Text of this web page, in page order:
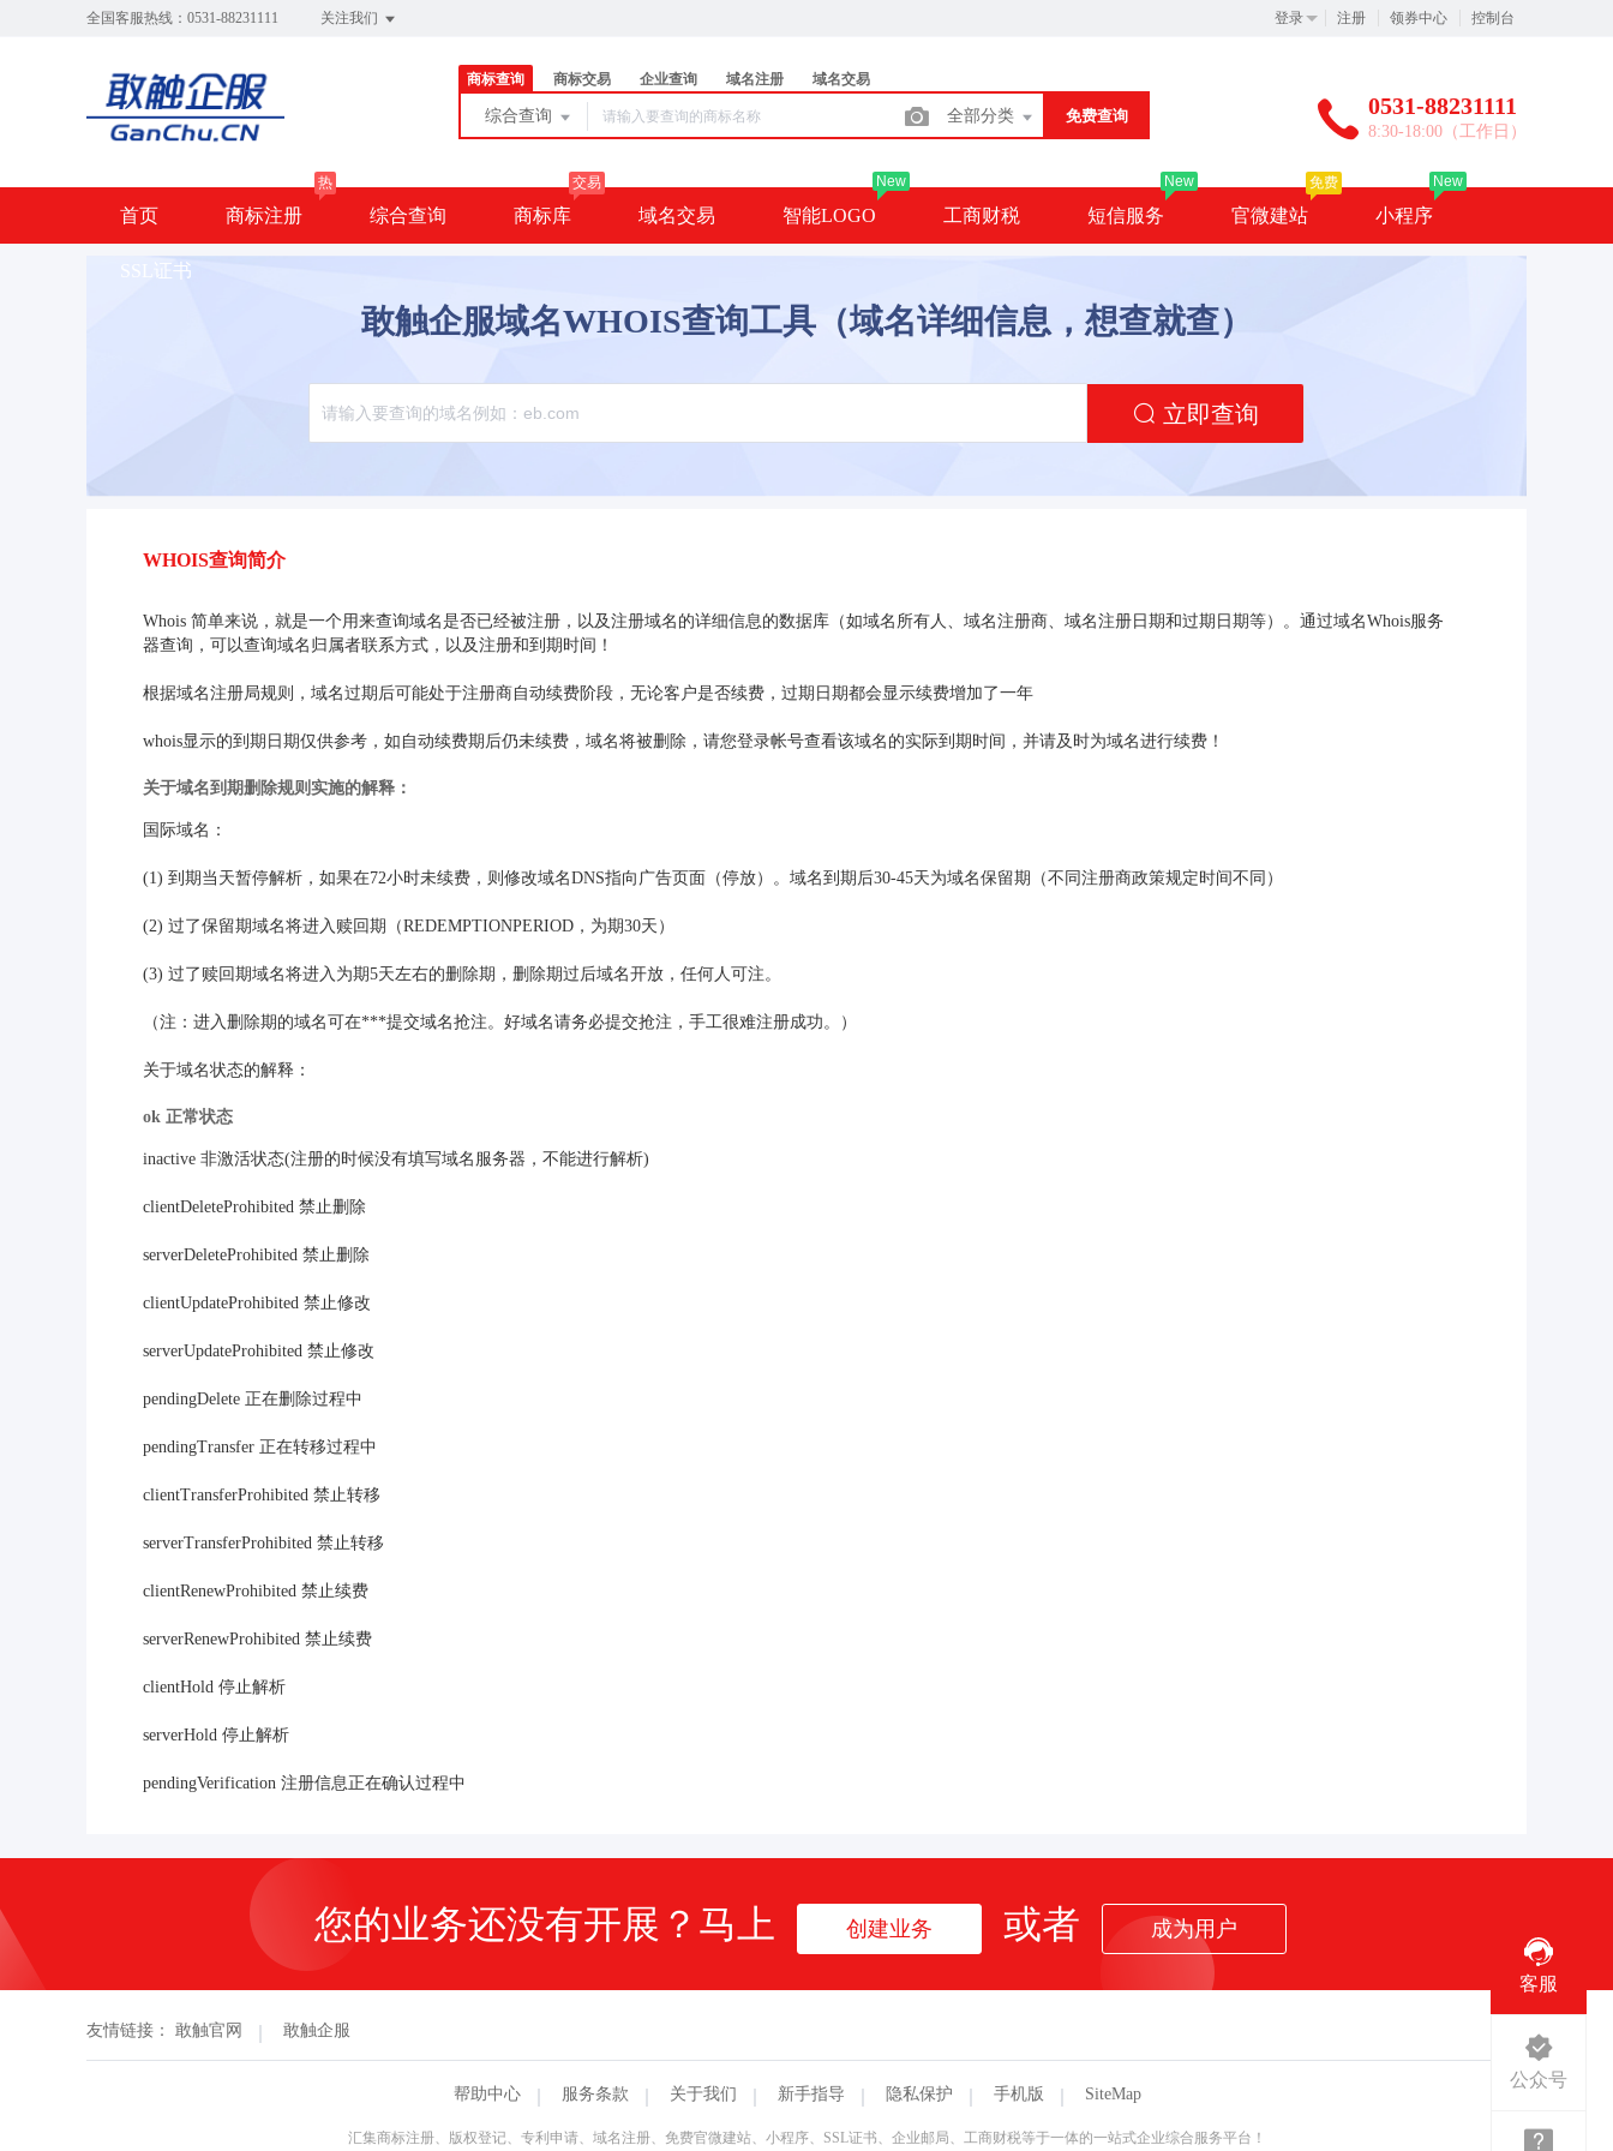
全国客服热线：0531-88231111 关注我们 登录 注册 领券中心 控制台
商标查询 商标交易 企业查询 域名注册 域名交易
综合查询 全部分类 免费查询 0531-88231111
8:30-18:00（工作日）
首页 商标注册
热
综合查询 商标库
交易
域名交易 智能LOGO
New
工商财税 短信服务
New
官微建站
免费
小程序
New
SSL证书
敢触企服域名WHOIS查询工具（域名详细信息，想查就查）
立即查询
WHOIS查询简介
Whois 简单来说，就是一个用来查询域名是否已经被注册，以及注册域名的详细信息的数据库（如域名所有人、域名注册商、域名注册日期和过期日期等）。通过域名Whois服务
器查询，可以查询域名归属者联系方式，以及注册和到期时间！
根据域名注册局规则，域名过期后可能处于注册商自动续费阶段，无论客户是否续费，过期日期都会显示续费增加了一年
whois显示的到期日期仅供参考，如自动续费期后仍未续费，域名将被删除，请您登录帐号查看该域名的实际到期时间，并请及时为域名进行续费！
关于域名到期删除规则实施的解释：
国际域名：
(1) 到期当天暂停解析，如果在72小时未续费，则修改域名DNS指向广告页面（停放）。域名到期后30-45天为域名保留期（不同注册商政策规定时间不同）
(2) 过了保留期域名将进入赎回期（REDEMPTIONPERIOD，为期30天）
(3) 过了赎回期域名将进入为期5天左右的删除期，删除期过后域名开放，任何人可注。
（注：进入删除期的域名可在***提交域名抢注。好域名请务必提交抢注，手工很难注册成功。）
关于域名状态的解释：
ok 正常状态
inactive 非激活状态(注册的时候没有填写域名服务器，不能进行解析)
clientDeleteProhibited 禁止删除
serverDeleteProhibited 禁止删除
clientUpdateProhibited 禁止修改
serverUpdateProhibited 禁止修改
pendingDelete 正在删除过程中
pendingTransfer 正在转移过程中
clientTransferProhibited 禁止转移
serverTransferProhibited 禁止转移
clientRenewProhibited 禁止续费
serverRenewProhibited 禁止续费
clientHold 停止解析
serverHold 停止解析
pendingVerification 注册信息正在确认过程中
您的业务还没有开展？马上 创建业务 或者 成为用户
友情链接： 敢触官网 敢触企服
帮助中心 服务条款 关于我们 新手指导 隐私保护 手机版 SiteMap
汇集商标注册、版权登记、专利申请、域名注册、免费官微建站、小程序、SSL证书、企业邮局、工商财税等于一体的一站式企业综合服务平台！
客服
公众号